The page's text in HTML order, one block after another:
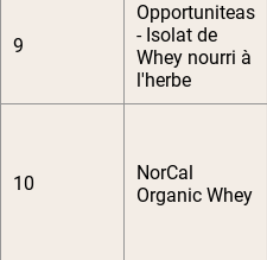
9
Opportuniteas
- Isolat de
Whey nourri à
l'herbe
10
NorCal
Organic Whey